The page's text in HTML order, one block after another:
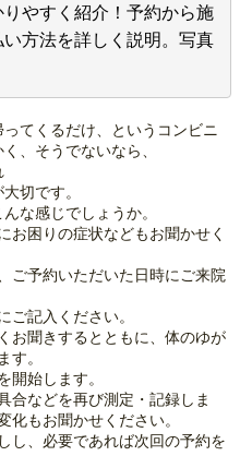
やすく紹介！予約から施
方法を詳しく説明。写真
てくるだけ、というコンビニ
、そうでないなら、
切です。
な感じでしょうか。
お困りの症状などもお聞かせく
ご予約いただいた日時にご来院
ご記入ください。
お聞きするとともに、体のゆが
す。
開始します。
合などを再び測定・記録しま
化もお聞かせください。
し、必要であれば次回の予約を